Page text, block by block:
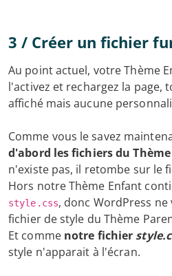
3 / Créer un fichier
Au point actuel, votre Thème
l'activez et rechargez la page,
affiché mais aucune
Comme vous le savez
d'abord les fichiers du
n'existe pas, il retombe sur le
Hors notre Thème Enfant
style.css, donc WordPress
fichier de style du Thème
Et comme notre fichier
style n'apparait à l'écran.